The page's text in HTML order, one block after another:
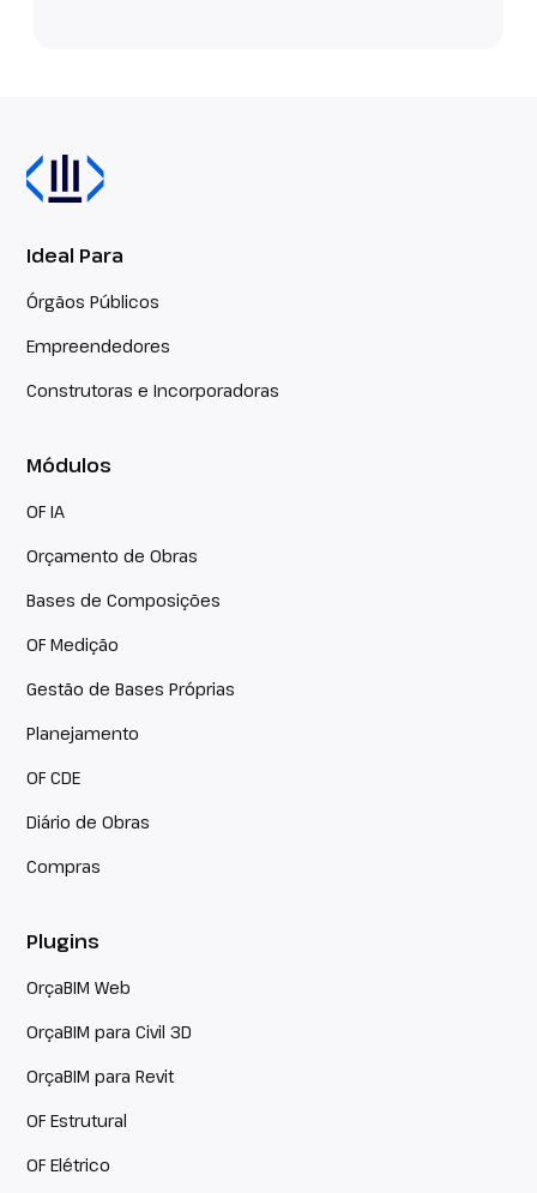
Ideal Para
Órgãos Públicos
Empreendedores
Construtoras e Incorporadoras
Módulos
OF IA
Orçamento de Obras
Bases de Composições
OF Medição
Gestão de Bases Próprias
Planejamento
OF CDE
Diário de Obras
Compras
Plugins
OrçaBIM Web
OrçaBIM para Civil 3D
OrçaBIM para Revit
OF Estrutural
OF Elétrico